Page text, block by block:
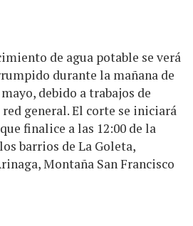
de agua potable se verá
durante la mañana de
debido a trabajos de
general. El corte se iniciará
finalice a las 12:00 de la
barrios de La Goleta,
Montaña San Francisco